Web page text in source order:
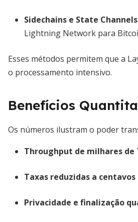
Sidechains e State
Lightning Network para
Esses métodos permitem que a
o processamento intensivo.
Benefícios
Os números ilustram o poder
Throughput de milhares de
Taxas reduzidas a
Privacidade e finalização